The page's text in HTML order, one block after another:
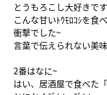
とうもろこし大好きで
こんな甘いﾄｳﾓﾛｺｼを食
衝撃でした~
言葉で伝えられない美
2番はなに~
はい、居酒屋で食べた